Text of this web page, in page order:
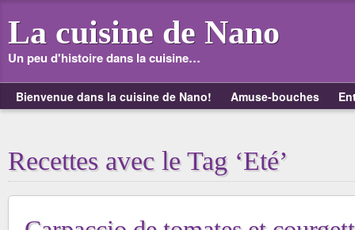
La cuisine de Nano
Un peu d'histoire dans la cuisine…
Bienvenue dans la cuisine de Nano! Amuse-bouches
Recettes avec le Tag ‘Eté’